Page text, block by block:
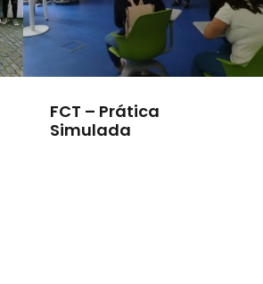
FCT – Prática
Simulada